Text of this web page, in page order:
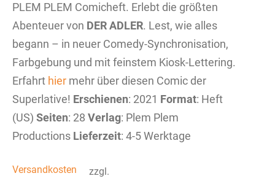
PLEM PLEM Comicheft. Erlebt die größten
Abenteuer von DER ADLER. Lest, wie alles
begann – in neuer Comedy-Synchronisation,
Farbgebung und mit feinstem Kiosk-Lettering.
Erfahrt hier mehr über diesen Comic der
Superlative! Erschienen: 2021 Format: Heft
(US) Seiten: 28 Verlag: Plem Plem
Productions Lieferzeit: 4-5 Werktage
zzgl.
Versandkosten